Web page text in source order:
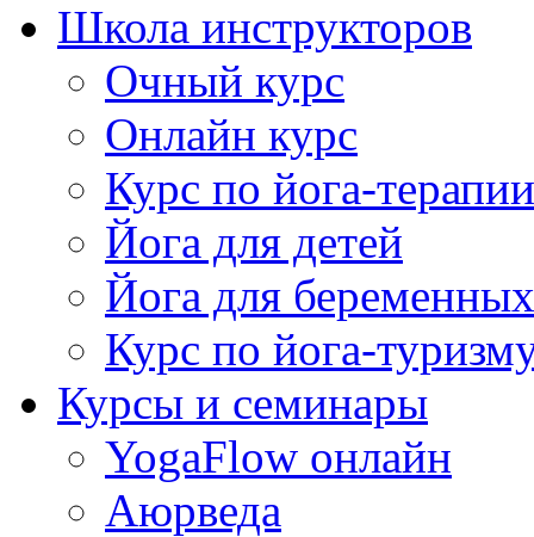
Школа инструкторов
Очный курс
Онлайн курс
Курс по йога-терапии
Йога для детей
Йога для беременных
Курс по йога-
Курсы и семинары
YogaFlow онлайн
Аюрведа